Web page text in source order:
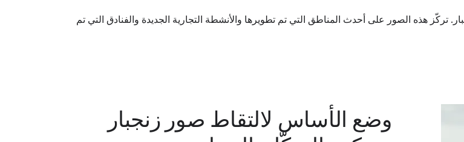
هذه الصور على أحدث المناطق التي تم تطويرها والأنشطة التجارية الجديدة والفنادق التي تم
وضع الأساس لالتقاط صور زنجبار